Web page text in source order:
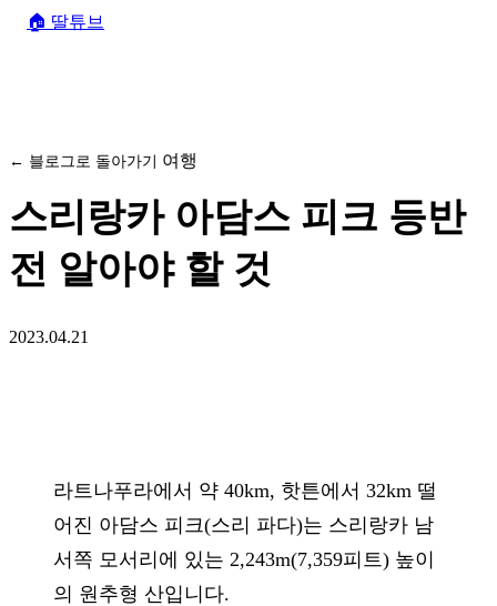
🏠 딸튜브
← 블로그로 돌아가기 여행
스리랑카 아담스 피크 등반
전 알아야 할 것
2023.04.21
라트나푸라에서 약 40km, 핫튼에서 32km 떨
어진 아담스 피크(스리 파다)는 스리랑카 남
서쪽 모서리에 있는 2,243m(7,359피트) 높이
의 원추형 산입니다.